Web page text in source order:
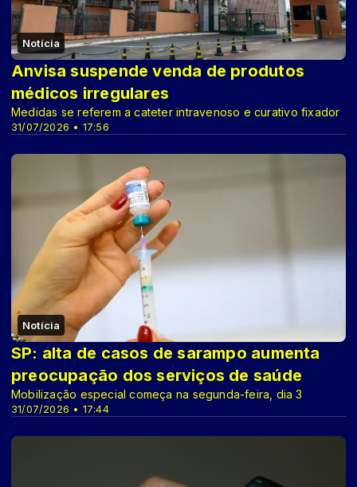
Notícia
31/07/2026 • 17:56
Anvisa suspende venda de produtos
médicos irregulares
Medidas se referem a cateter intravenoso e curativo fixador
Notícia
31/07/2026 • 17:44
SP: alta de casos de sarampo aumenta
preocupação dos serviços de saúde
Mobilização especial começa na segunda-feira, dia 3